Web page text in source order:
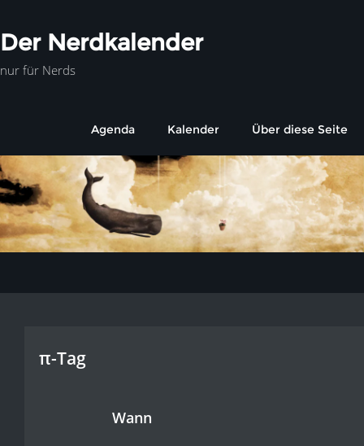
Der Nerdkalender
nur für Nerds
Agenda Kalender Über diese Seite
π-Tag
Wann